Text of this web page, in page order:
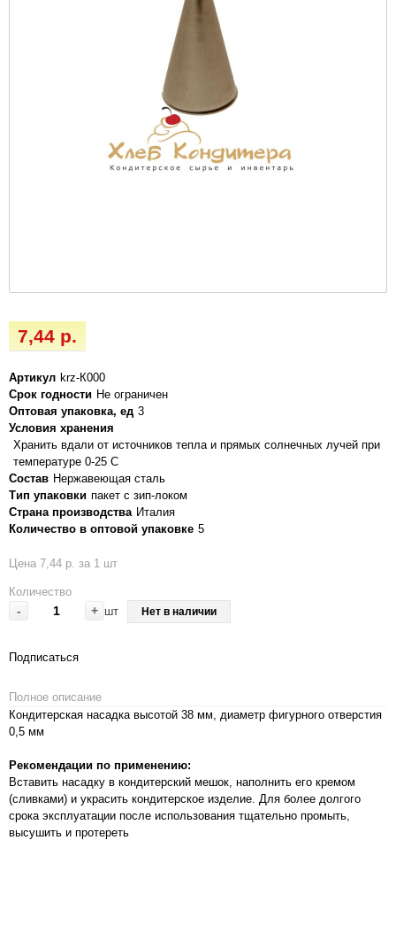
7,44 р.
Артикул krz-К000
Срок годности Не ограничен
Оптовая упаковка, ед 3
Условия хранения
Хранить вдали от источников тепла и прямых солнечных лучей при
температуре 0-25 С
Состав Нержавеющая сталь
Тип упаковки пакет с зип-локом
Страна производства Италия
Количество в оптовой упаковке 5
Цена 7,44 р. за 1 шт
Количество
- + шт Нет в наличии
Подписаться
Полное описание
Кондитерская насадка высотой 38 мм, диаметр фигурного отверстия
0,5 мм
Рекомендации по применению:
Вставить насадку в кондитерский мешок, наполнить его кремом
(сливками) и украсить кондитерское изделие. Для более долгого
срока эксплуатации после использования тщательно промыть,
высушить и протереть